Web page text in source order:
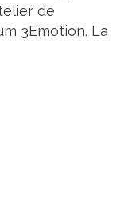
de
3Emotion. La